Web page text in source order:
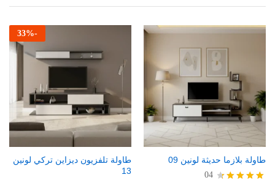
طاولة بلازما حديثة لونين 09
04
-
33%
طاولة تلفزيون ديزاين تركي لونين
13